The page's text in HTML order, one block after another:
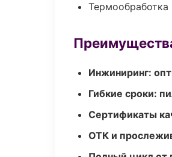
Термообработка
Инжиниринг:
Гибкие сроки:
Сертификаты
ОТК и